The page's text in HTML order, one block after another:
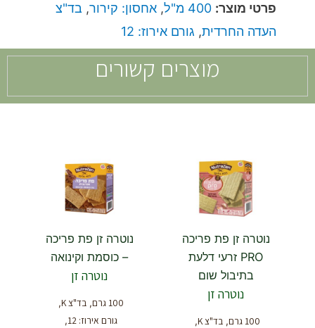
פרטי מוצר: 400 מ"ל , אחסון: קירור, בד"צ
העדה החרדית, גורם אירוז: 12
מוצרים קשורים
נוטרה זן פת פריכה
PRO זרעי דלעת
בתיבול שום
נוטרה זן
100 גרם , בד"צ K ,
נוטרה זן פת פריכה
– כוסמת וקינואה
נוטרה זן
100 גרם , בד"צ K ,
גורם אירוז: 12 ,